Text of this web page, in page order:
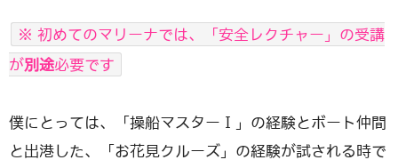
※ 初めてのマリーナでは、「安全レクチャー」の受講
が別途必要です
僕にとっては、「操船マスターⅠ」の経験とボート仲間
と出港した、「お花見クルーズ」の経験が試される時で